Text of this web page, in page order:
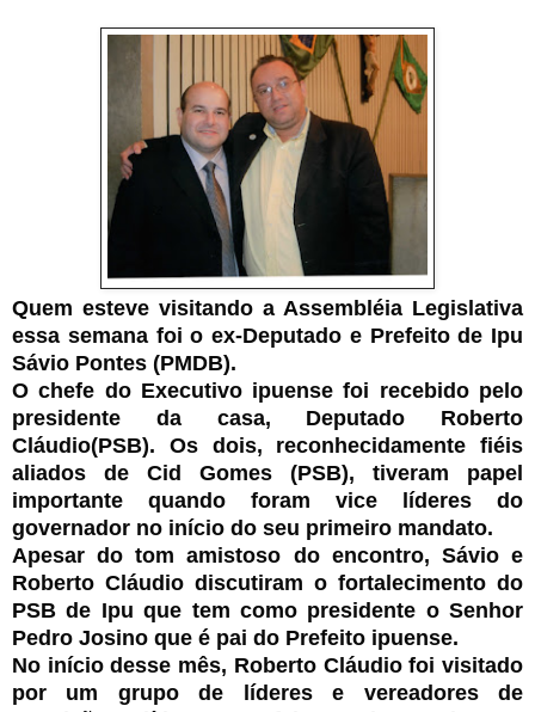
Quem esteve visitando a Assembléia Legislativa
essa semana foi o ex-Deputado e Prefeito de Ipu
Sávio Pontes (PMDB).
O chefe do Executivo ipuense foi recebido pelo
presidente da casa, Deputado Roberto
Cláudio(PSB). Os dois, reconhecidamente fiéis
aliados de Cid Gomes (PSB), tiveram papel
importante quando foram vice líderes do
governador no início do seu primeiro mandato.
Apesar do tom amistoso do encontro, Sávio e
Roberto Cláudio discutiram o fortalecimento do
PSB de Ipu que tem como presidente o Senhor
Pedro Josino que é pai do Prefeito ipuense.
No início desse mês, Roberto Cláudio foi visitado
por um grupo de líderes e vereadores de